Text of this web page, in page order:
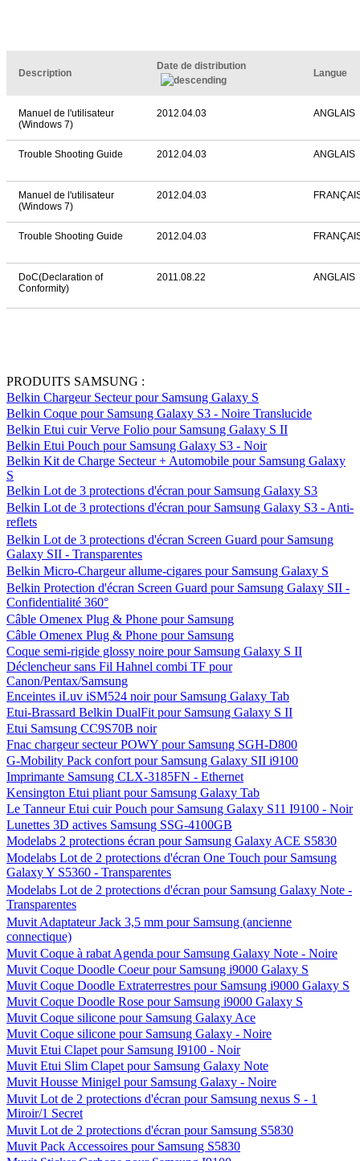
Description
Date de distribution
Langue
Manuel de l'utilisateur
(Windows 7)
2012.04.03 ANGLAIS
Trouble Shooting Guide 2012.04.03 ANGLAIS
Manuel de l'utilisateur
(Windows 7)
2012.04.03
Trouble Shooting Guide 2012.04.03
DoC(Declaration of
Conformity)
2011.08.22 ANGLAIS
PRODUITS SAMSUNG :
Belkin Chargeur Secteur pour Samsung Galaxy S
Belkin Coque pour Samsung Galaxy S3 - Noire Translucide
Belkin Etui cuir Verve Folio pour Samsung Galaxy S II
Belkin Etui Pouch pour Samsung Galaxy S3 - Noir
Belkin Kit de Charge Secteur + Automobile pour Samsung Galaxy
S
Belkin Lot de 3 protections d'écran pour Samsung Galaxy S3
Belkin Lot de 3 protections d'écran pour Samsung Galaxy S3 - Anti-
reflets
Belkin Lot de 3 protections d'écran Screen Guard pour Samsung
Galaxy SII - Transparentes
Belkin Micro-Chargeur allume-cigares pour Samsung Galaxy S
Belkin Protection d'écran Screen Guard pour Samsung Galaxy SII -
Confidentialité 360°
Câble Omenex Plug & Phone pour Samsung
Câble Omenex Plug & Phone pour Samsung
Coque semi-rigide glossy noire pour Samsung Galaxy S II
Déclencheur sans Fil Hahnel combi TF pour
Canon/Pentax/Samsung
Enceintes iLuv iSM524 noir pour Samsung Galaxy Tab
Etui-Brassard Belkin DualFit pour Samsung Galaxy S II
Etui Samsung CC9S70B noir
Fnac chargeur secteur POWY pour Samsung SGH-D800
G-Mobility Pack confort pour Samsung Galaxy SII i9100
Imprimante Samsung CLX-3185FN - Ethernet
Kensington Etui pliant pour Samsung Galaxy Tab
Le Tanneur Etui cuir Pouch pour Samsung Galaxy S11 I9100 - Noir
Lunettes 3D actives Samsung SSG-4100GB
Modelabs 2 protections écran pour Samsung Galaxy ACE S5830
Modelabs Lot de 2 protections d'écran One Touch pour Samsung
Galaxy Y S5360 - Transparentes
Modelabs Lot de 2 protections d'écran pour Samsung Galaxy Note -
Transparentes
Muvit Adaptateur Jack 3,5 mm pour Samsung (ancienne
connectique)
Muvit Coque à rabat Agenda pour Samsung Galaxy Note - Noire
Muvit Coque Doodle Coeur pour Samsung i9000 Galaxy S
Muvit Coque Doodle Extraterrestres pour Samsung i9000 Galaxy S
Muvit Coque Doodle Rose pour Samsung i9000 Galaxy S
Muvit Coque silicone pour Samsung Galaxy Ace
Muvit Coque silicone pour Samsung Galaxy - Noire
Muvit Etui Clapet pour Samsung I9100 - Noir
Muvit Etui Slim Clapet pour Samsung Galaxy Note
Muvit Housse Minigel pour Samsung Galaxy - Noire
Muvit Lot de 2 protections d'écran pour Samsung nexus S - 1
Miroir/1 Secret
Muvit Lot de 2 protections d'écran pour Samsung S5830
Muvit Pack Accessoires pour Samsung S5830